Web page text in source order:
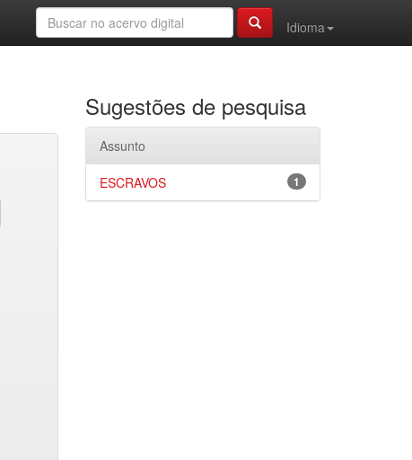
Idioma
Sugestões de pesquisa
Assunto
1
ESCRAVOS